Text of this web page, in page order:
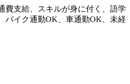
費支給、スキルが身に付く、語学
バイク通勤OK、車通勤OK、未経